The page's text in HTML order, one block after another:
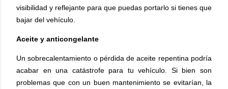
visibilidad y reflejante para que puedas portarlo si tienes que
bajar del vehículo.
Aceite y anticongelante
Un sobrecalentamiento o pérdida de aceite repentina podría
acabar en una catástrofe para tu vehículo. Si bien son
problemas que con un buen mantenimiento se evitarían, la